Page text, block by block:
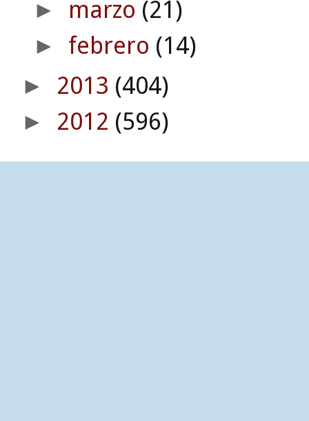
► marzo (21)
► febrero (14)
► 2013 (404)
► 2012 (596)